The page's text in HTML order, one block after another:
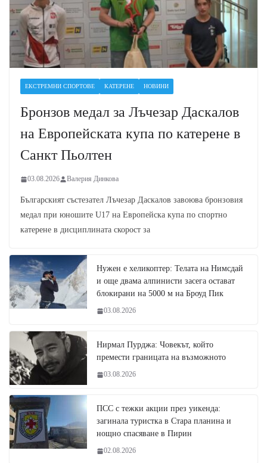
ЕКСТРЕМНИ СПОРТОВЕ КАТЕРЕНЕ НОВИНИ
Бронзов медал за Лъчезар Даскалов
на Европейската купа по катерене в
Санкт Пьолтен
03.08.2026 Валерия Динкова
Българският състезател Лъчезар Даскалов завоюва бронзовия
медал при юношите U17 на Европейска купа по спортно
катерене в дисциплината скорост за
Нужен е хеликоптер: Телата на Нимсдай
и още двама алпинисти засега остават
блокирани на 5000 м на Броуд Пик
03.08.2026
Нирмал Пурджа: Човекът, който
премести границата на възможното
03.08.2026
ПСС с тежки акции през уикенда:
загинала туристка в Стара планина и
нощно спасяване в Пирин
02.08.2026